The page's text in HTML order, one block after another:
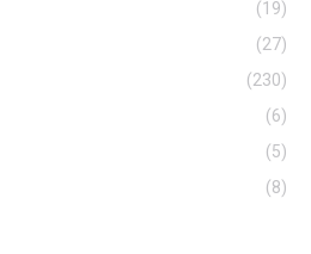
(19)
(27)
(230)
(6)
(5)
(8)